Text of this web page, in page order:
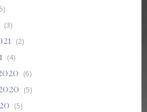
(3)
(2)
(4)
(6)
(5)
(5)